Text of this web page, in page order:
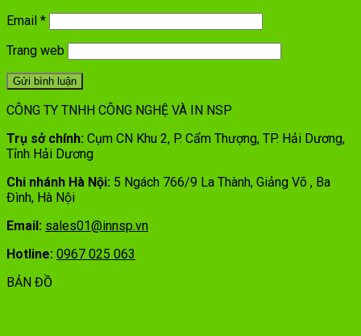
Email *
Trang web
CÔNG TY TNHH CÔNG NGHỆ VÀ IN NSP
Trụ sở chính: Cụm CN Khu 2, P. Cẩm Thượng, TP. Hải Dương,
Tỉnh Hải Dương
Chi nhánh Hà Nội: 5 Ngách 766/9 La Thành, Giảng Võ , Ba
Đình, Hà Nội
Email: sales01@innsp.vn
Hotline: 0967 025 063
BẢN ĐỒ